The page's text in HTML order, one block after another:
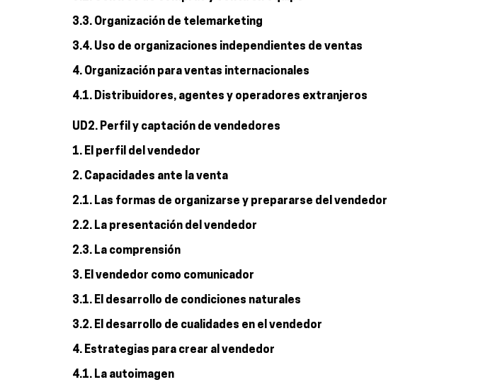
3.3. Organización de telemarketing
3.4. Uso de organizaciones independientes de ventas
4. Organización para ventas internacionales
4.1. Distribuidores, agentes y operadores extranjeros
UD2. Perfil y captación de vendedores
1. El perfil del vendedor
2. Capacidades ante la venta
2.1. Las formas de organizarse y prepararse del vendedor
2.2. La presentación del vendedor
2.3. La comprensión
3. El vendedor como comunicador
3.1. El desarrollo de condiciones naturales
3.2. El desarrollo de cualidades en el vendedor
4. Estrategias para crear al vendedor
4.1. La autoimagen